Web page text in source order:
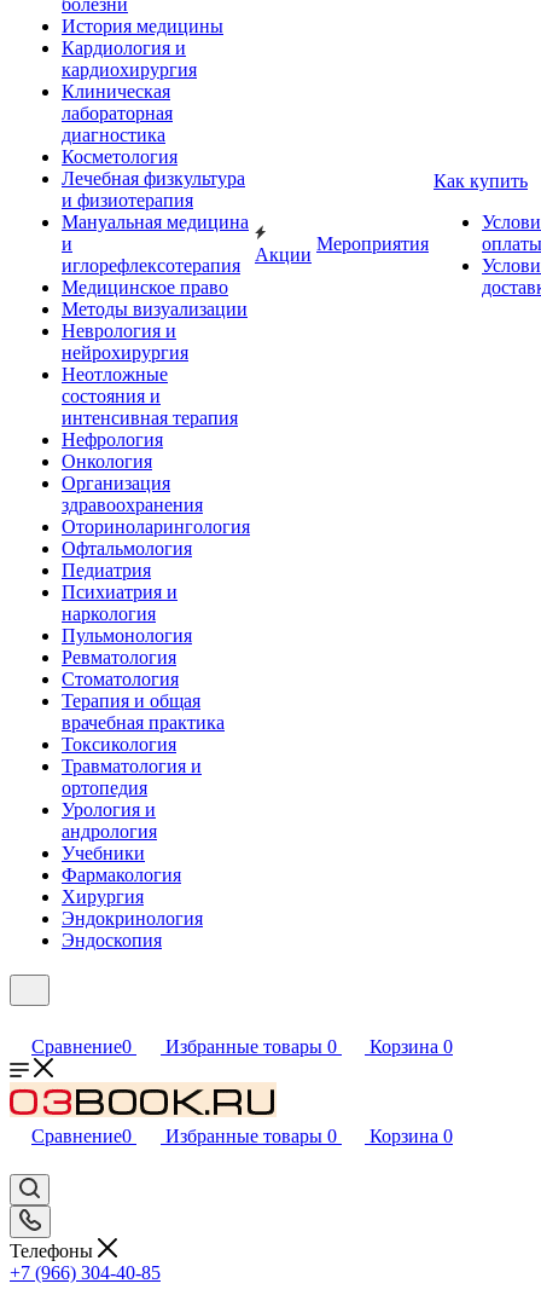
болезни
История медицины
Кардиология и
кардиохирургия
Клиническая
лабораторная
диагностика
Косметология
Лечебная физкультура
и физиотерапия
Мануальная медицина
и
иглорефлексотерапия
Медицинское право
Методы визуализации
Неврология и
нейрохирургия
Неотложные
состояния и
интенсивная терапия
Нефрология
Онкология
Организация
здравоохранения
Оториноларингология
Офтальмология
Педиатрия
Психиатрия и
наркология
Пульмонология
Ревматология
Стоматология
Терапия и общая
врачебная практика
Токсикология
Травматология и
ортопедия
Урология и
андрология
Учебники
Фармакология
Хирургия
Эндокринология
Эндоскопия
Акции
Мероприятия
Как купить
оплаты
Сравнение0 Избранные товары 0 Корзина 0
Сравнение0 Избранные товары 0 Корзина 0
Телефоны
+7 (966) 304-40-85